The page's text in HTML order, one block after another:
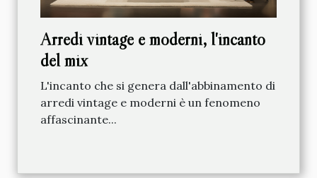
Arredi vintage e moderni, l'incanto
del mix
L'incanto che si genera dall'abbinamento di
arredi vintage e moderni è un fenomeno
affascinante...